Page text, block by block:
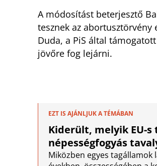
A módosítást beterjesztő
tesznek az
Duda, a PiS által
jövőre fog lejárni.
EZT IS AJÁNLJUK A TÉMÁBAN
Kiderült, melyik EU-
népességfogyás
Miközben egyes